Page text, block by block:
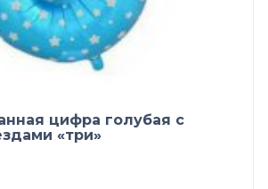
цифра голубая с
«три»